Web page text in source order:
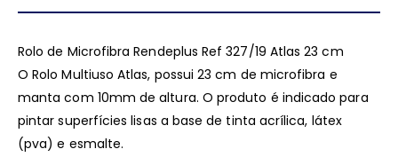
Rolo de Microfibra Rendeplus Ref 327/19 Atlas 23 cm
O Rolo Multiuso Atlas, possui 23 cm de microfibra e
manta com 10mm de altura. O produto é indicado para
pintar superfícies lisas a base de tinta acrílica, látex
(pva) e esmalte.